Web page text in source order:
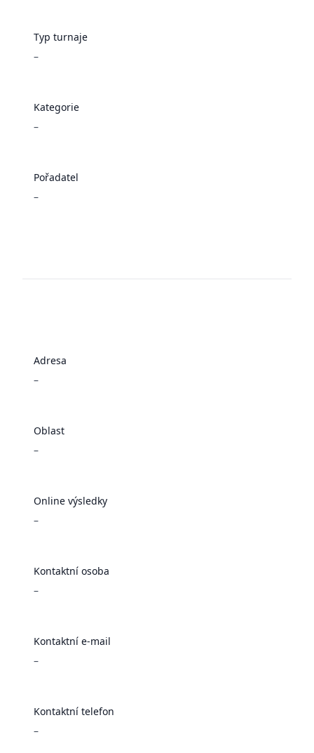
Typ turnaje
–
Kategorie
–
Pořadatel
–
Adresa
–
Oblast
–
Online výsledky
–
Kontaktní osoba
–
Kontaktní e-mail
–
Kontaktní telefon
–